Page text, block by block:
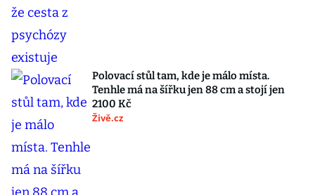
Polovací stůl tam, kde je málo místa.
Tenhle má na šířku jen 88 cm a stojí jen
2100 Kč
Živě.cz